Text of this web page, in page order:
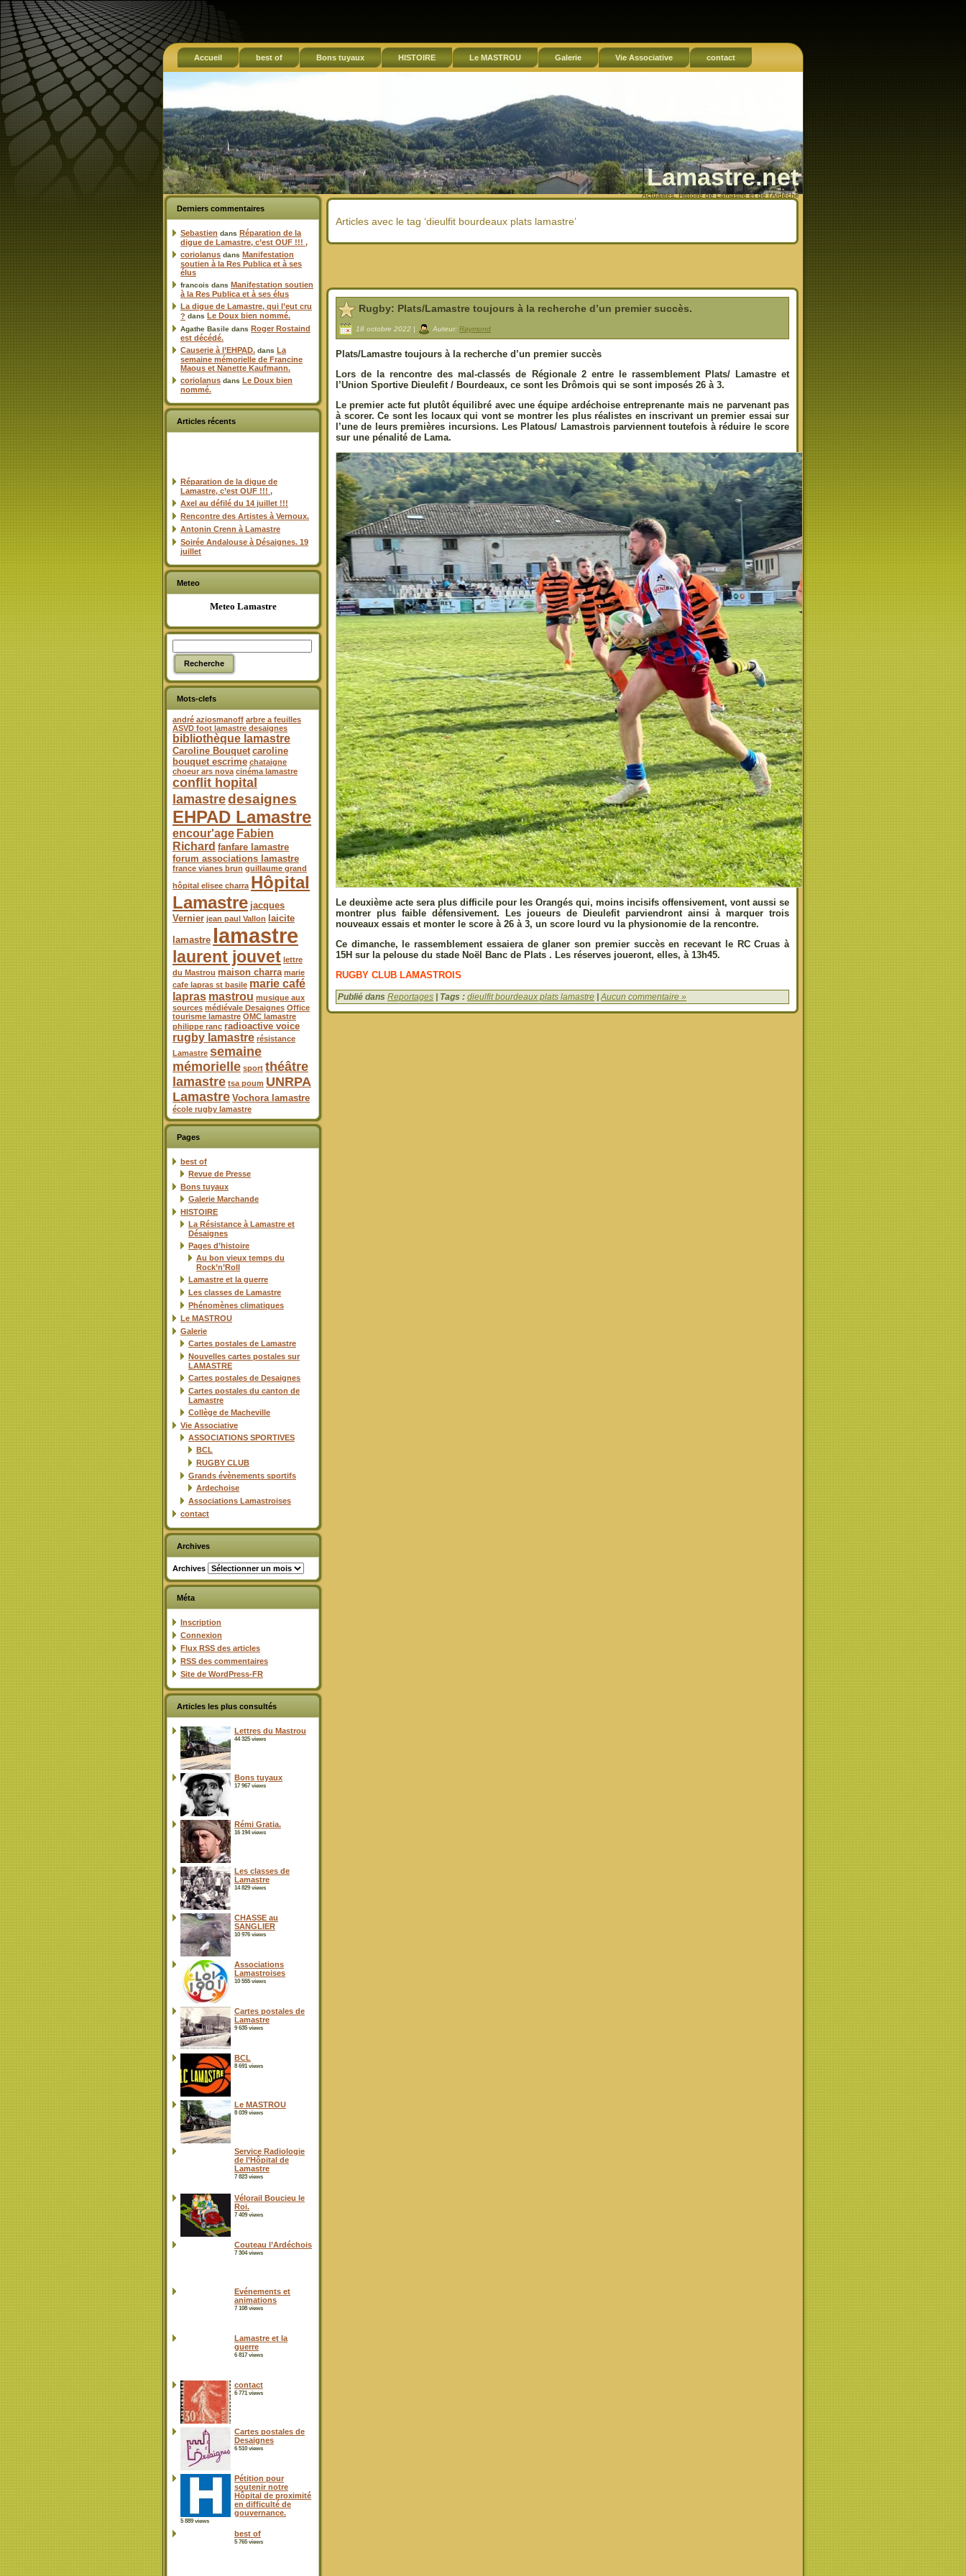
Accueil best of Bons tuyaux HISTOIRE Le MASTROU Galerie Vie Associative contact
Lamastre.net
Actualités, Histoire de Lamastre et de l'Ardèche
Derniers commentaires
Sebastien dans Réparation de la
digue de Lamastre, c’est OUF !!! ,
coriolanus dans Manifestation
soutien à la Res Publica et à ses
élus
francois dans Manifestation soutien
à la Res Publica et à ses élus
La digue de Lamastre, qui l’eut cru
? dans Le Doux bien nommé.
Agathe Basile dans Roger Rostaind
est décédé.
Causerie à l’EHPAD. dans La
semaine mémorielle de Francine
Maous et Nanette Kaufmann.
coriolanus dans Le Doux bien
nommé.
Articles récents
Réparation de la digue de
Lamastre, c’est OUF !!! ,
Axel au défilé du 14 juillet !!!
Rencontre des Artistes à Vernoux.
Antonin Crenn à Lamastre
Soirée Andalouse à Désaignes. 19
juillet
Meteo
Meteo Lamastre
Mots-clefs
andré aziosmanoff arbre a feuilles
ASVD foot lamastre desaignes
bibliothèque lamastre
Caroline Bouquet caroline
bouquet escrime chataigne
choeur ars nova cinéma lamastre
conflit hopital
lamastredesaignes
EHPAD Lamastre
encour'age Fabien
Richard fanfare lamastre
forum associations lamastre
france vianes brun guillaume grand
hôpital elisee charra Hôpital
Lamastre jacques
Vernier jean paul Vallon
laicite
lamastre lamastre
laurent jouvet lettre
du Mastrou maison charra marie
cafe lapras st basile marie café
lapras mastrou musique aux
sources médiévale Desaignes Office
tourisme lamastre OMC lamastre
philippe ranc radioactive voice
rugby lamastre résistance
Lamastre semaine
mémorielle sport théâtre
lamastre tsa poum UNRPA
Lamastre Vochora lamastre
école rugby lamastre
Pages
best of
Revue de Presse
Bons tuyaux
Galerie Marchande
HISTOIRE
La Résistance à Lamastre et
Désaignes
Pages d’histoire
Au bon vieux temps du
Rock’n’Roll
Lamastre et la guerre
Les classes de Lamastre
Phénomènes climatiques
Le MASTROU
Galerie
Cartes postales de Lamastre
Nouvelles cartes postales sur
LAMASTRE
Cartes postales de Desaignes
Cartes postales du canton de
Lamastre
Collège de Macheville
Vie Associative
ASSOCIATIONS SPORTIVES
BCL
RUGBY CLUB
Grands évènements sportifs
Ardechoise
Associations Lamastroises
contact
Archives
Archives
Méta
Inscription
Connexion
Flux RSS des articles
RSS des commentaires
Site de WordPress-FR
Articles les plus consultés
Lettres du Mastrou
44 325 views
Bons tuyaux
17 967 views
Rémi Gratia.
16 194 views
Les classes de
Lamastre
14 829 views
CHASSE au
SANGLIER
10 976 views
Associations
Lamastroises
10 555 views
Cartes postales de
Lamastre
9 635 views
BCL
8 691 views
Le MASTROU
8 039 views
Service Radiologie
de l’Hôpital de
Lamastre
7 823 views
Vélorail Boucieu le
Roi.
7 409 views
Couteau l’Ardéchois
7 304 views
Evénements et
animations
7 108 views
Lamastre et la
guerre
6 817 views
contact
6 771 views
Cartes postales de
Desaignes
6 510 views
Pétition pour
soutenir notre
Hôpital de proximité
en difficulté de
gouvernance.
5 889 views
best of
5 765 views
Articles avec le tag ‘dieulfit bourdeaux plats lamastre’
Rugby: Plats/Lamastre toujours à la recherche d’un premier succès.
18 octobre 2022 | Auteur: Raymond
Plats/Lamastre toujours à la recherche d’un premier succès
Lors de la rencontre des mal-classés de Régionale 2 entre le rassemblement Plats/ Lamastre et
l’Union Sportive Dieulefit / Bourdeaux, ce sont les Drômois qui se sont imposés 26 à 3.
Le premier acte fut plutôt équilibré avec une équipe ardéchoise entreprenante mais ne parvenant pas
à scorer. Ce sont les locaux qui vont se montrer les plus réalistes en inscrivant un premier essai sur
l’une de leurs premières incursions. Les Platous/ Lamastrois parviennent toutefois à réduire le score
sur une pénalité de Lama.
Le deuxième acte sera plus difficile pour les Orangés qui, moins incisifs offensivement, vont aussi se
montrer plus faible défensivement. Les joueurs de Dieulefit parviendront ainsi à marquer trois
nouveaux essais et monter le score à 26 à 3, un score lourd vu la physionomie de la rencontre.
Ce dimanche, le rassemblement essaiera de glaner son premier succès en recevant le RC Cruas à
15H sur la pelouse du stade Noël Banc de Plats . Les réserves joueront, elles, à 13h45.
RUGBY CLUB LAMASTROIS‍
Publié dans Reportages | Tags : dieulfit bourdeaux plats lamastre |Aucun commentaire »